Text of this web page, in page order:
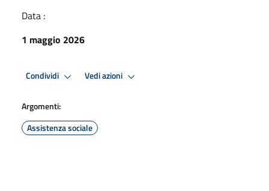
Data :
1 maggio 2026
Condividi Vedi azioni
Argomenti:
Assistenza sociale